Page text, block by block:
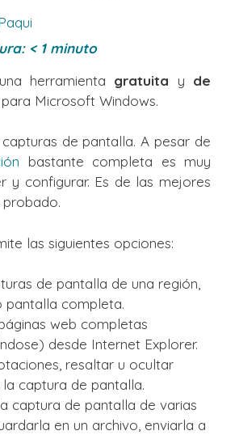
< 1 minuto
herramienta gratuita y de
para Microsoft Windows.
de pantalla. A pesar de
bastante completa es muy
y configurar. Es de las mejores
las siguientes opciones:
de pantalla de una región,
pantalla completa.
web completas
desde Internet Explorer.
resaltar u ocultar
captura de pantalla.
captura de pantalla de varias
en un archivo, enviarla a